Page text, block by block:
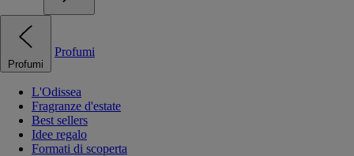
Profumi
Profumi
L'Odissea
Fragranze d'estate
Best sellers
Idee regalo
Formati di scoperta